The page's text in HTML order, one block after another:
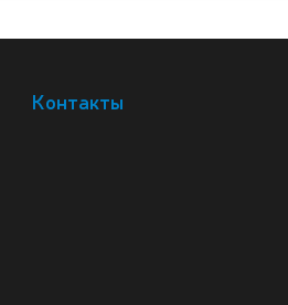
Контакты